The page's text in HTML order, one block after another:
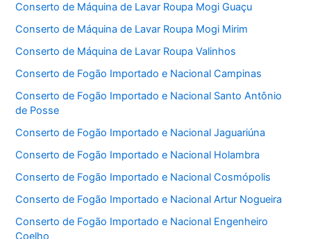
Conserto de Máquina de Lavar Roupa Mogi Guaçu
Conserto de Máquina de Lavar Roupa Mogi Mirim
Conserto de Máquina de Lavar Roupa Valinhos
Conserto de Fogão Importado e Nacional Campinas
Conserto de Fogão Importado e Nacional Santo Antônio
de Posse
Conserto de Fogão Importado e Nacional Jaguariúna
Conserto de Fogão Importado e Nacional Holambra
Conserto de Fogão Importado e Nacional Cosmópolis
Conserto de Fogão Importado e Nacional Artur Nogueira
Conserto de Fogão Importado e Nacional Engenheiro
Coelho